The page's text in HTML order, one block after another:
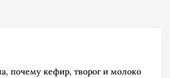
почему кефир, творог и молоко